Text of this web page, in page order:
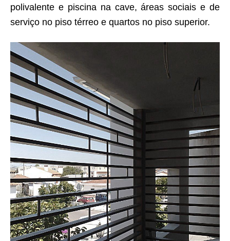
polivalente e piscina na cave, áreas sociais e de
serviço no piso térreo e quartos no piso superior.